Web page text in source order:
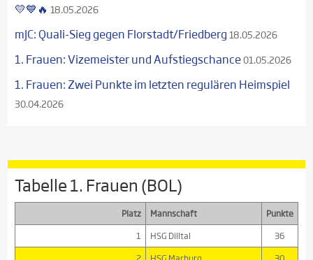
💛💙🔥 18.05.2026
mJC: Quali-Sieg gegen Florstadt/Friedberg 18.05.2026
1. Frauen: Vizemeister und Aufstiegschance01.05.2026
1. Frauen: Zwei Punkte im letzten regulären Heimspiel
30.04.2026
Tabelle 1. Frauen (BOL)
Platz Mannschaft
Punkte
1
HSG Dilltal
36